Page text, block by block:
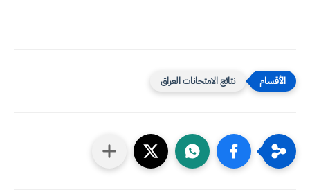
نتائج الامتحانات العراق